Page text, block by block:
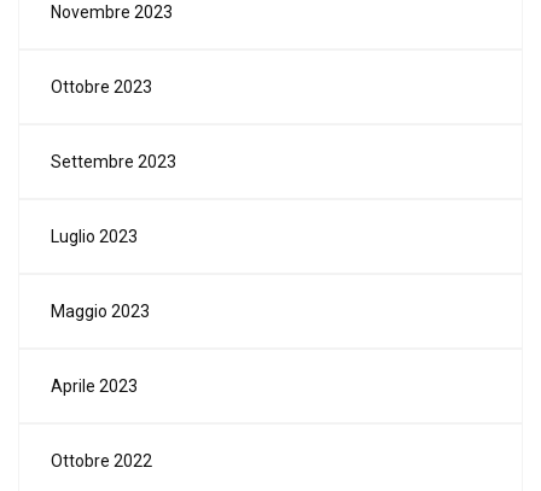
Novembre 2023
Ottobre 2023
Settembre 2023
Luglio 2023
Maggio 2023
Aprile 2023
Ottobre 2022